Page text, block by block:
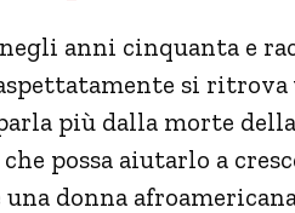
anni cinquanta e
si ritrova
più dalla morte
possa aiutarlo a
donna